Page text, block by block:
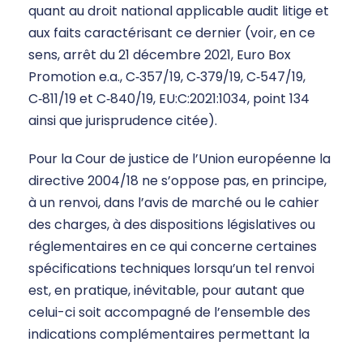
quant au droit national applicable audit litige et
aux faits caractérisant ce dernier (voir, en ce
sens, arrêt du 21 décembre 2021, Euro Box
Promotion e.a., C‑357/19, C‑379/19, C‑547/19,
C‑811/19 et C‑840/19, EU:C:2021:1034, point 134
ainsi que jurisprudence citée).
Pour la Cour de justice de l’Union européenne la
directive 2004/18 ne s’oppose pas, en principe,
à un renvoi, dans l’avis de marché ou le cahier
des charges, à des dispositions législatives ou
réglementaires en ce qui concerne certaines
spécifications techniques lorsqu’un tel renvoi
est, en pratique, inévitable, pour autant que
celui-ci soit accompagné de l’ensemble des
indications complémentaires permettant la